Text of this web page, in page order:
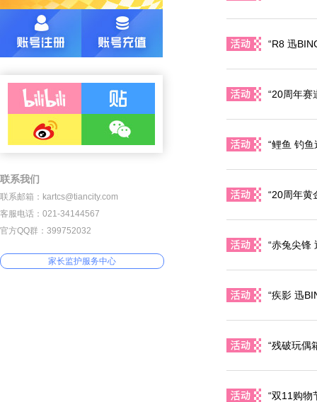
联系我们
联系邮箱：kartcs@tiancity.com
客服电话：021-34144567
官方QQ群：399752032
家长监护服务中心
“R8 迅
“20周年赛
“鲤鱼 钓
“20周年黄
“赤兔尖锋
“疾影 迅
“残破玩偶
“双11购物